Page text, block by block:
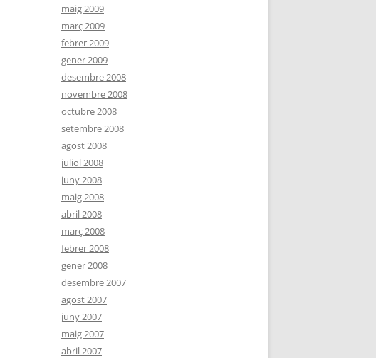
maig 2009
març 2009
febrer 2009
gener 2009
desembre 2008
novembre 2008
octubre 2008
setembre 2008
agost 2008
juliol 2008
juny 2008
maig 2008
abril 2008
març 2008
febrer 2008
gener 2008
desembre 2007
agost 2007
juny 2007
maig 2007
abril 2007